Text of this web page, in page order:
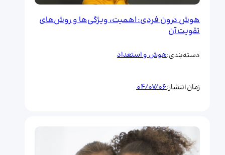
هوش درون فردی: اهمیت، ویژگی‌ها و روش‌های
تقویت آن
دسته‌بندی:هوش و استعداد
زمان انتشار:04/07/06